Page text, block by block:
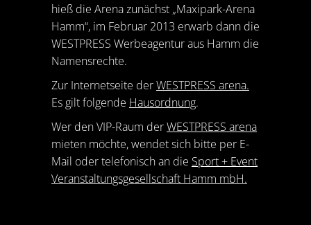
hieß die Arena zunächst „Maxipark-Arena
Hamm“, im Februar 2013 erwarb dann die
WESTPRESS Werbeagentur aus Hamm die
Namensrechte.
Zur Internetseite derWESTPRESS arena.
Es gilt folgende Hausordnung.
Wer den VIP-Raum derWESTPRESS arena
mieten möchte, wendet sich bitte per E-
Mail oder telefonisch an die Sport + Event
Veranstaltungsgesellschaft Hamm mbH.